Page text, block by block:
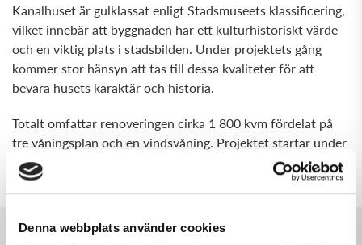
Denna webbplats använder cookies
Kanalhuset är gulklassat enligt Stadsmuseets klassificering,
vilket innebär att byggnaden har ett kulturhistoriskt värde
och en viktig plats i stadsbilden. Under projektets gång
kommer stor hänsyn att tas till dessa kvaliteter för att
bevara husets karaktär och historia.
Totalt omfattar renoveringen cirka 1 800 kvm fördelat på
tre våningsplan och en vindsvåning. Projektet startar under
andra kvartalet 2025 och beräknas vara klart under andra
kvartalet 2026.